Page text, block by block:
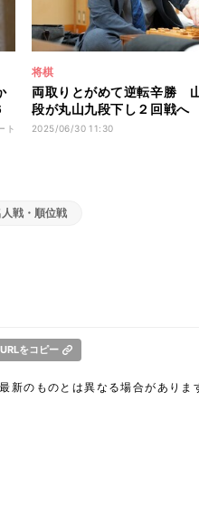
ト
将棋
両取りとがめて逆転辛勝
段が丸山九段下し２回戦
回将棋日本シリーズ JTプ
2025/06/30 11:30
戦・順位戦
URLをコピー
新のものとは異なる場合がありま